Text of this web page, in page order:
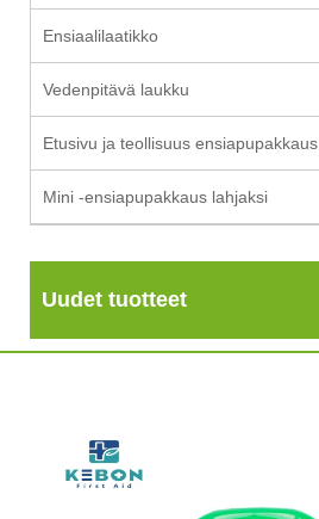
Ensiaalilaatikko
Vedenpitävä laukku
Etusivu ja teollisuus ensiapupakkaus
Mini -ensiapupakkaus lahjaksi
Uudet tuotteet